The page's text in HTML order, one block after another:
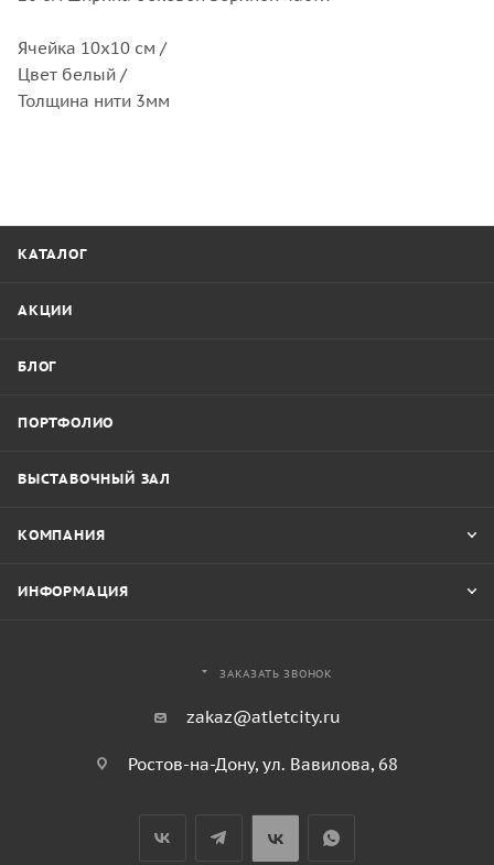
Ячейка 10х10 см /
Цвет белый /
Толщина нити 3мм
КАТАЛОГ
АКЦИИ
БЛОГ
ПОРТФОЛИО
ВЫСТАВОЧНЫЙ ЗАЛ
КОМПАНИЯ
ИНФОРМАЦИЯ
ЗАКАЗАТЬ ЗВОНОК
zakaz@atletcity.ru
Ростов-на-Дону, ул. Вавилова, 68